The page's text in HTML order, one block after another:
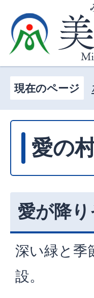
現在のページ
愛の
愛が降
深い緑と季
設。